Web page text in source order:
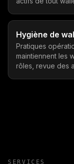
Hygiène de
Pratiques
maintiennent les
rôles, revue des
SERVICES